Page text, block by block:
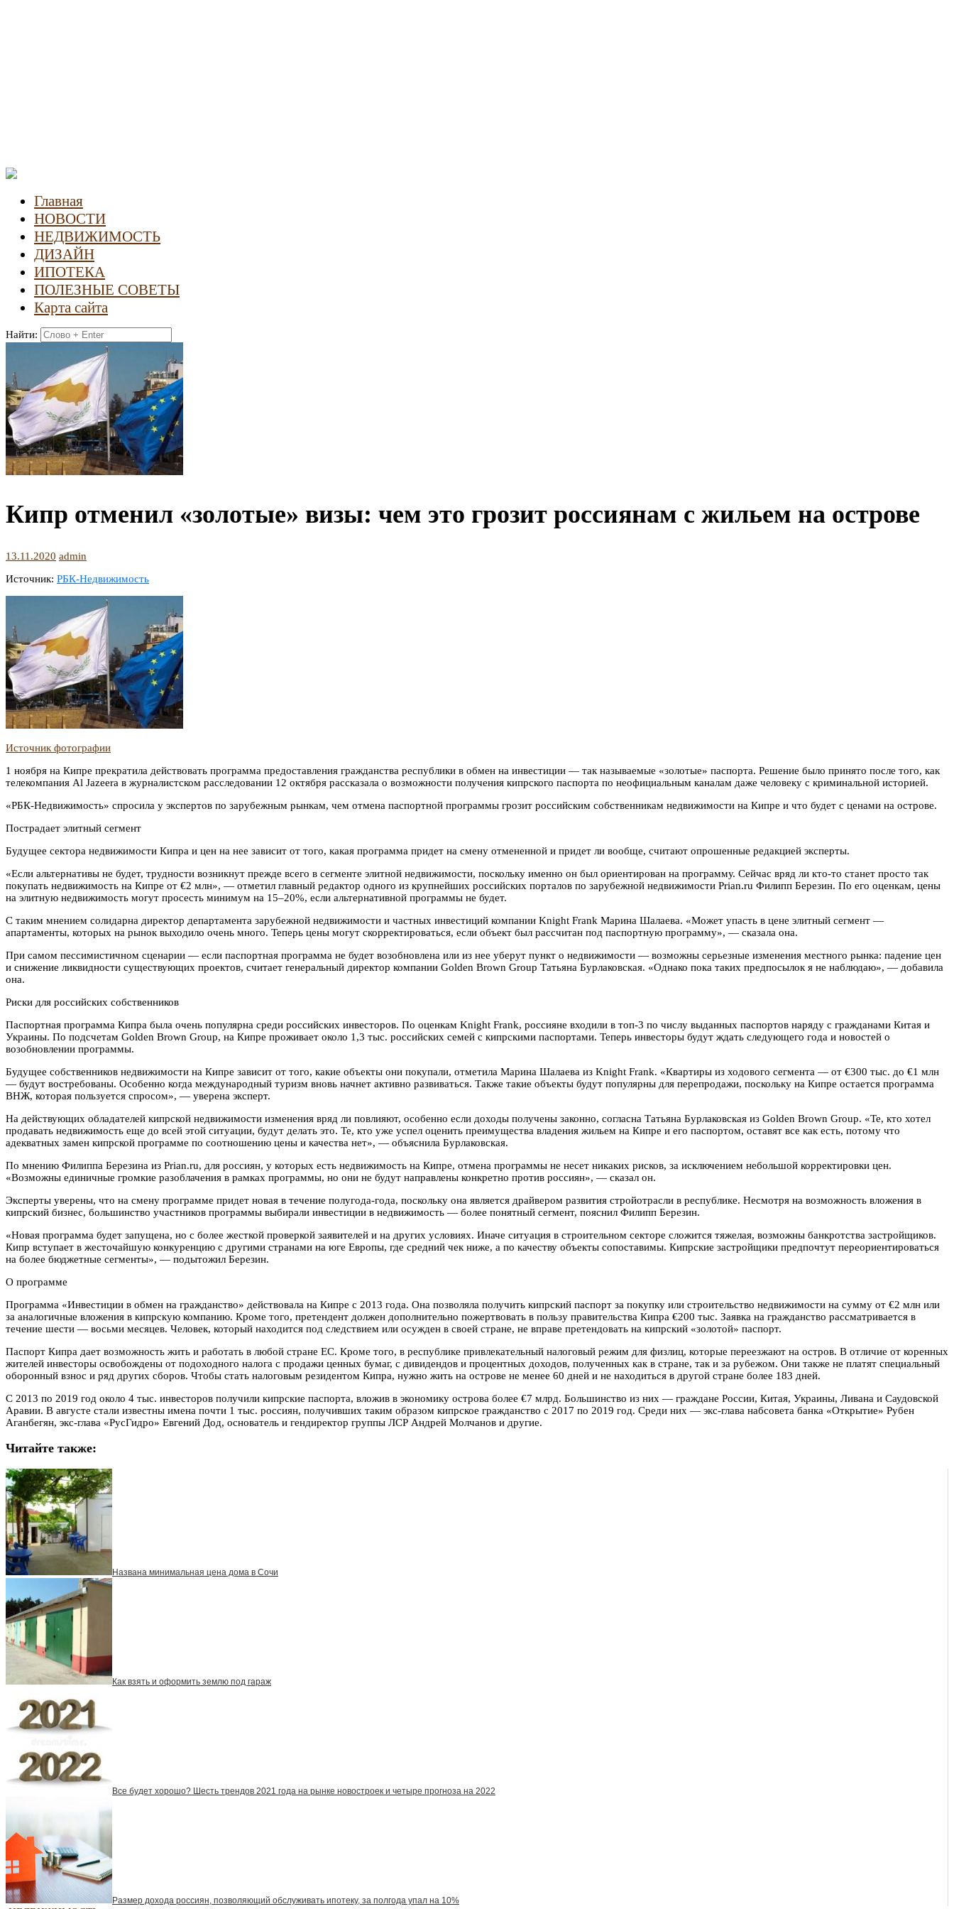
Главная
НОВОСТИ
НЕДВИЖИМОСТЬ
ДИЗАЙН
ИПОТЕКА
ПОЛЕЗНЫЕ СОВЕТЫ
Карта сайта
Найти:
Кипр отменил «золотые» визы: чем это грозит россиянам с жильем на острове
13.11.2020 admin
Источник: РБК-Недвижимость
Источник фотографии
1 ноября на Кипре прекратила действовать программа предоставления гражданства республики в обмен на инвестиции — так называемые «золотые» паспорта. Решение было принято после того, как
телекомпания Al Jazeera в журналистском расследовании 12 октября рассказала о возможности получения кипрского паспорта по неофициальным каналам даже человеку с криминальной историей.
«РБК-Недвижимость» спросила у экспертов по зарубежным рынкам, чем отмена паспортной программы грозит российским собственникам недвижимости на Кипре и что будет с ценами на острове.
Пострадает элитный сегмент
Будущее сектора недвижимости Кипра и цен на нее зависит от того, какая программа придет на смену отмененной и придет ли вообще, считают опрошенные редакцией эксперты.
«Если альтернативы не будет, трудности возникнут прежде всего в сегменте элитной недвижимости, поскольку именно он был ориентирован на программу. Сейчас вряд ли кто-то станет просто так
покупать недвижимость на Кипре от €2 млн», — отметил главный редактор одного из крупнейших российских порталов по зарубежной недвижимости Prian.ru Филипп Березин. По его оценкам, цены
на элитную недвижимость могут просесть минимум на 15–20%, если альтернативной программы не будет.
С таким мнением солидарна директор департамента зарубежной недвижимости и частных инвестиций компании Knight Frank Марина Шалаева. «Может упасть в цене элитный сегмент —
апартаменты, которых на рынок выходило очень много. Теперь цены могут скорректироваться, если объект был рассчитан под паспортную программу», — сказала она.
При самом пессимистичном сценарии — если паспортная программа не будет возобновлена или из нее уберут пункт о недвижимости — возможны серьезные изменения местного рынка: падение цен
и снижение ликвидности существующих проектов, считает генеральный директор компании Golden Brown Group Татьяна Бурлаковская. «Однако пока таких предпосылок я не наблюдаю», — добавила
она.
Риски для российских собственников
Паспортная программа Кипра была очень популярна среди российских инвесторов. По оценкам Knight Frank, россияне входили в топ-3 по числу выданных паспортов наряду с гражданами Китая и
Украины. По подсчетам Golden Brown Group, на Кипре проживает около 1,3 тыс. российских семей с кипрскими паспортами. Теперь инвесторы будут ждать следующего года и новостей о
возобновлении программы.
Будущее собственников недвижимости на Кипре зависит от того, какие объекты они покупали, отметила Марина Шалаева из Knight Frank. «Квартиры из ходового сегмента — от €300 тыс. до €1 млн
— будут востребованы. Особенно когда международный туризм вновь начнет активно развиваться. Также такие объекты будут популярны для перепродажи, поскольку на Кипре остается программа
ВНЖ, которая пользуется спросом», — уверена эксперт.
На действующих обладателей кипрской недвижимости изменения вряд ли повлияют, особенно если доходы получены законно, согласна Татьяна Бурлаковская из Golden Brown Group. «Те, кто хотел
продавать недвижимость еще до всей этой ситуации, будут делать это. Те, кто уже успел оценить преимущества владения жильем на Кипре и его паспортом, оставят все как есть, потому что
адекватных замен кипрской программе по соотношению цены и качества нет», — объяснила Бурлаковская.
По мнению Филиппа Березина из Prian.ru, для россиян, у которых есть недвижимость на Кипре, отмена программы не несет никаких рисков, за исключением небольшой корректировки цен.
«Возможны единичные громкие разоблачения в рамках программы, но они не будут направлены конкретно против россиян», — сказал он.
Эксперты уверены, что на смену программе придет новая в течение полугода-года, поскольку она является драйвером развития стройотрасли в республике. Несмотря на возможность вложения в
кипрский бизнес, большинство участников программы выбирали инвестиции в недвижимость — более понятный сегмент, пояснил Филипп Березин.
«Новая программа будет запущена, но с более жесткой проверкой заявителей и на других условиях. Иначе ситуация в строительном секторе сложится тяжелая, возможны банкротства застройщиков.
Кипр вступает в жесточайшую конкуренцию с другими странами на юге Европы, где средний чек ниже, а по качеству объекты сопоставимы. Кипрские застройщики предпочтут переориентироваться
на более бюджетные сегменты», — подытожил Березин.
О программе
Программа «Инвестиции в обмен на гражданство» действовала на Кипре с 2013 года. Она позволяла получить кипрский паспорт за покупку или строительство недвижимости на сумму от €2 млн или
за аналогичные вложения в кипрскую компанию. Кроме того, претендент должен дополнительно пожертвовать в пользу правительства Кипра €200 тыс. Заявка на гражданство рассматривается в
течение шести — восьми месяцев. Человек, который находится под следствием или осужден в своей стране, не вправе претендовать на кипрский «золотой» паспорт.
Паспорт Кипра дает возможность жить и работать в любой стране ЕС. Кроме того, в республике привлекательный налоговый режим для физлиц, которые переезжают на остров. В отличие от коренных
жителей инвесторы освобождены от подоходного налога с продажи ценных бумаг, с дивидендов и процентных доходов, полученных как в стране, так и за рубежом. Они также не платят специальный
оборонный взнос и ряд других сборов. Чтобы стать налоговым резидентом Кипра, нужно жить на острове не менее 60 дней и не находиться в другой стране более 183 дней.
С 2013 по 2019 год около 4 тыс. инвесторов получили кипрские паспорта, вложив в экономику острова более €7 млрд. Большинство из них — граждане России, Китая, Украины, Ливана и Саудовской
Аравии. В августе стали известны имена почти 1 тыс. россиян, получивших таким образом кипрское гражданство с 2017 по 2019 год. Среди них — экс-глава набсовета банка «Открытие» Рубен
Аганбегян, экс-глава «РусГидро» Евгений Дод, основатель и гендиректор группы ЛСР Андрей Молчанов и другие.
Читайте также:
Названа минимальная цена дома в Сочи
Как взять и оформить землю под гараж
Все будет хорошо? Шесть трендов 2021 года на рынке новостроек и четыре прогноза на 2022
Размер дохода россиян, позволяющий обслуживать ипотеку, за полгода упал на 10%